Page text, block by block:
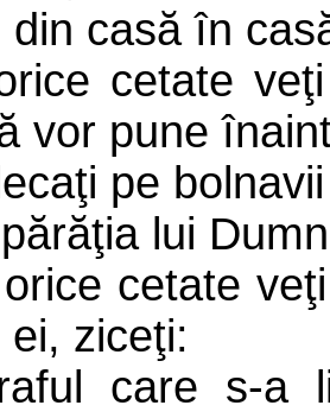
din casă în
cetate
vor pune
pe
lui
cetate
ziceţi:
care s-a